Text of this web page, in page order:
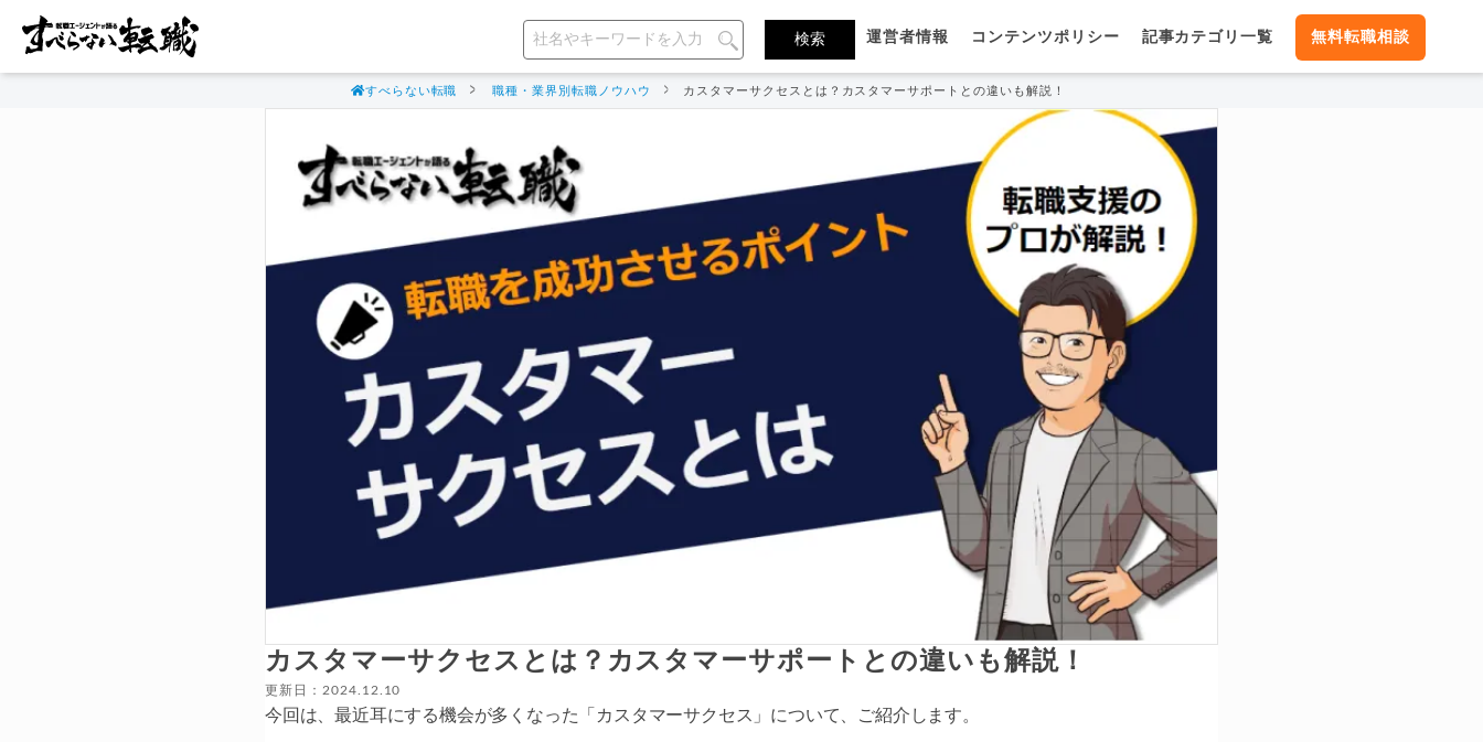
運営者情報 コンテンツポリシー 記事カテゴリ一覧 無料転職相談
すべらない転職 職種・業界別転職ノウハウ カスタマーサクセスとは？カスタマーサポートとの違いも解説！
カスタマーサクセスとは？カスタマーサポートとの違いも解説！
更新日：2024.12.10
今回は、最近耳にする機会が多くなった「カスタマーサクセス」について、ご紹介します。